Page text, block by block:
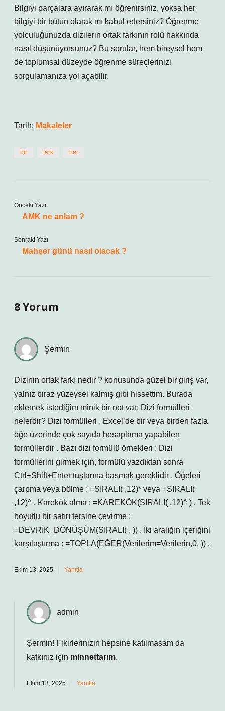
Bilgiyi parçalara ayırarak mı öğrenirsiniz, yoksa her
bilgiyi bir bütün olarak mı kabul edersiniz? Öğrenme
yolculuğunuzda dizilerin ortak farkının rolü hakkında
nasıl düşünüyorsunuz? Bu sorular, hem bireysel hem
de toplumsal düzeyde öğrenme süreçlerinizi
sorgulamanıza yol açabilir.
Tarih: Makaleler
bir fark her
Önceki Yazı
AMK ne anlam ?
Sonraki Yazı
Mahşer günü nasıl olacak ?
8 Yorum
Şermin
Dizinin ortak farkı nedir ? konusunda güzel bir giriş var,
yalnız biraz yüzeysel kalmış gibi hissettim. Burada
eklemek istediğim minik bir not var: Dizi formülleri
nelerdir? Dizi formülleri , Excel’de bir veya birden fazla
öğe üzerinde çok sayıda hesaplama yapabilen
formüllerdir . Bazı dizi formülü örnekleri : Dizi
formüllerini girmek için, formülü yazdıktan sonra
Ctrl+Shift+Enter tuşlarına basmak gereklidir . Öğeleri
çarpma veya bölme : =SIRALI( ,12)* veya =SIRALI(
,12)^ . Karekök alma : =KAREKÖK(SIRALI( ,12)^ ) . Tek
boyutlu bir satırı tersine çevirme :
=DEVRİK_DÖNÜŞÜM(SIRALI( , )) . İki aralığın içeriğini
karşılaştırma : =TOPLA(EĞER(Verilerim=Verilerin,0, )) .
Ekim 13, 2025 Yanıtla
admin
Şermin! Fikirlerinizin hepsine katılmasam da
katkınız için minnettarım.
Ekim 13, 2025 Yanıtla